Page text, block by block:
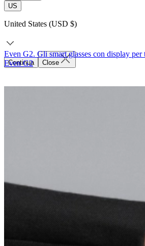
US
United States (USD $)
Continua Close
Even G2. Gli smart glasses con display
Even G2